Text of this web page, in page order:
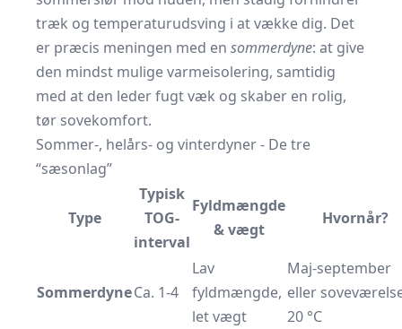
træk og temperaturudsving i at vække dig. Det
er præcis meningen med en sommerdyne: at give
den mindst mulige varmeisolering, samtidig
med at den leder fugt væk og skaber en rolig,
tør sovekomfort.
Sommer-, helårs- og vinterdyner - De tre
“sæsonlag”
Type
Typisk
TOG-
interval
Fyldmængde
& vægt
Hvornår?
SommerdyneCa. 1-4
Lav
fyldmængde,
let vægt
Maj-september
eller
20 °C